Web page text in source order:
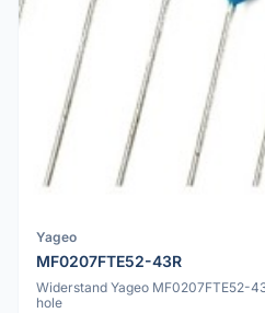
Yageo
MF0207FTE52-43R
Widerstand Yageo MF0207FTE52-
hole